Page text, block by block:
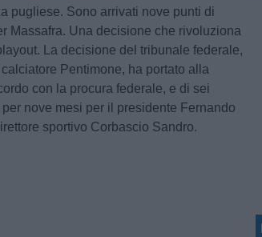
pugliese. Sono arrivati nove punti di
Massafra. Una decisione che rivoluziona
La decisione del tribunale federale,
Pentimone, ha portato alla
con la procura federale, e di sei
nove mesi per il presidente Fernando
sportivo Corbascio Sandro.